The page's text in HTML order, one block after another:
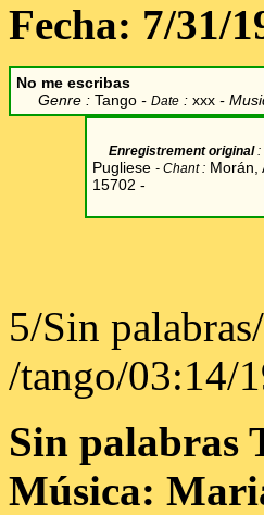
Fecha: 7/31/
No me escribas
Genre : Tango - Date : xxx -
Enregistrement original:
Pugliese - Chant: Morán,
15702 -
5/Sin palabras/
/tango/03:14/
Sin palabras
Música: